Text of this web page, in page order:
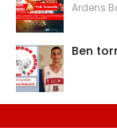
Ardens
Ben